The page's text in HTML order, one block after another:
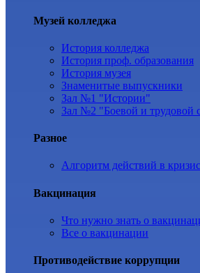
Музей колледжа
История колледжа
История проф. образования
История музея
Знаменитые выпускники
Зал №1 "Истории"
Зал №2 "Боевой и трудовой
Разное
Алгоритм действий в
Вакцинация
Что нужно знать о
Все о вакцинации
Противодействие коррупции